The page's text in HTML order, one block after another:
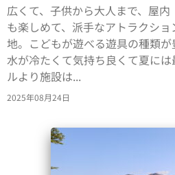
広くて、子供から大人まで、屋
も楽しめて、派手なアトラクシ
地。こどもが遊べる遊具の種類
水が冷たくて気持ち良くて夏に
ルより施設は...
2025年08月24日